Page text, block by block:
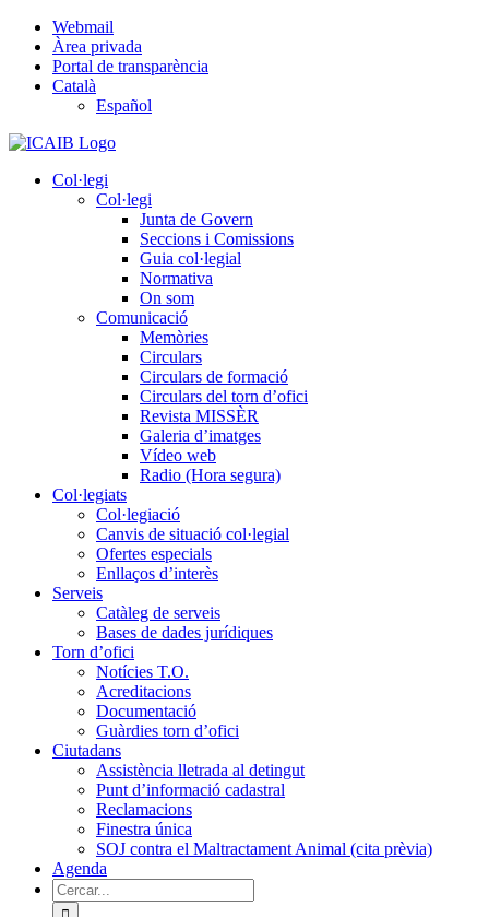
Skip
content
Webmail
Àrea privada
Portal de transparència
Català
Español
Col·legi
Col·legi
Junta de Govern
Seccions i Comissions
Guia col·legial
Normativa
On som
Comunicació
Memòries
Circulars
Circulars de formació
Circulars del torn d’ofici
Revista MISSÈR
Galeria d’imatges
Vídeo web
Radio (Hora segura)
Col·legiats
Col·legiació
Canvis de situació col·legial
Ofertes especials
Enllaços d’interès
Serveis
Catàleg de serveis
Bases de dades jurídiques
Torn d’ofici
Notícies T.O.
Acreditacions
Documentació
Guàrdies torn d’ofici
Ciutadans
Assistència lletrada al detingut
Punt d’informació cadastral
Reclamacions
Finestra única
SOJ contra el Maltractament Animal (cita prèvia)
Agenda
Cerca
…